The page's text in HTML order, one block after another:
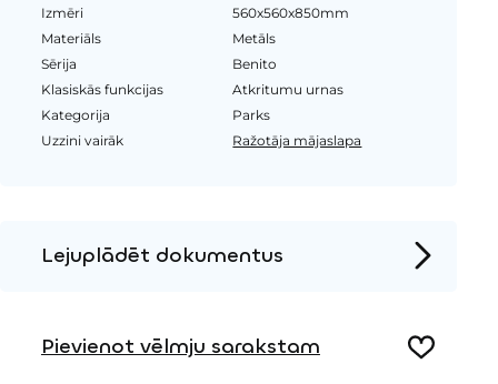
Izmēri
560x560x850mm
Materiāls
Metāls
Sērija
Benito
Klasiskās funkcijas
Atkritumu urnas
Kategorija
Parks
Uzzini vairāk
Ražotāja mājaslapa
Lejuplādēt dokumentus
Pievienot vēlmju sarakstam